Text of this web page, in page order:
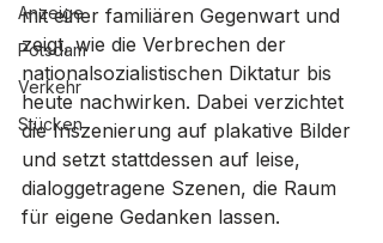
Anzeige
Potsdam
Verkehr
Stücken
mit einer familiären Gegenwart und
zeigt, wie die Verbrechen der
nationalsozialistischen Diktatur bis
heute nachwirken. Dabei verzichtet
die Inszenierung auf plakative Bilder
und setzt stattdessen auf leise,
dialoggetragene Szenen, die Raum
für eigene Gedanken lassen.